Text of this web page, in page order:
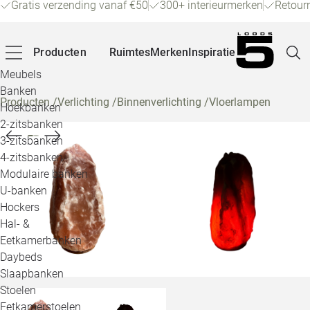
Gratis verzending vanaf €50 300+ interieurmerken
Producten
Meubels
Banken
Hoekbanken
2-zitsbanken
3-zitsbanken
4-zitsbanken
Modulaire banken
U-banken
Hockers
Hal- &
Eetkamerbanken
Daybeds
Slaapbanken
Stoelen
Eetkamerstoelen
RuimtesMerkenInspiratie
Producten/Verlichting /Binnenverlichting /Vloerlampen